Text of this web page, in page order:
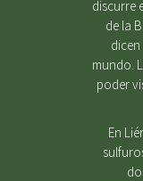
discurre
de la
dicen
mundo.
poder
En